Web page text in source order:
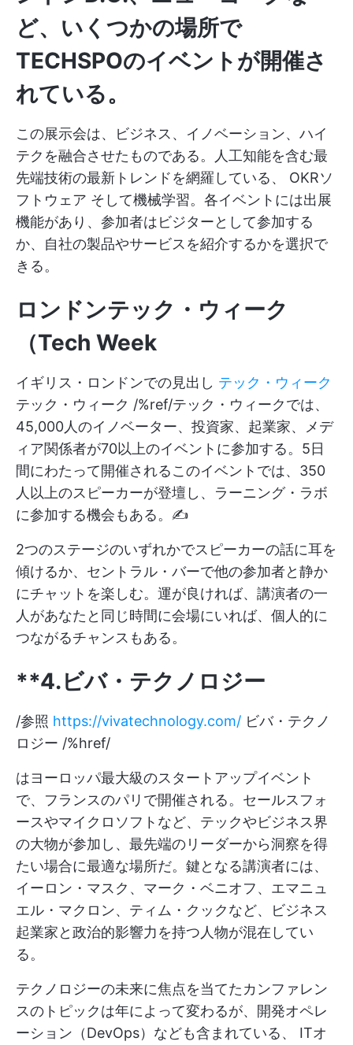
ど、いくつかの場所で
TECHSPOのイベントが開催さ
れている。
この展示会は、ビジネス、イノベーション、ハイ
テクを融合させたものである。人工知能を含む最
先端技術の最新トレンドを網羅している、 OKRソ
フトウェア そして機械学習。各イベントには出展
機能があり、参加者はビジターとして参加する
か、自社の製品やサービスを紹介するかを選択で
きる。
ロンドンテック・ウィーク
（Tech Week
イギリス・ロンドンでの見出し テック・ウィーク
テック・ウィーク /%ref/テック・ウィークでは、
45,000人のイノベーター、投資家、起業家、メデ
ィア関係者が70以上のイベントに参加する。5日
間にわたって開催されるこのイベントでは、350
人以上のスピーカーが登壇し、ラーニング・ラボ
に参加する機会もある。✍️
2つのステージのいずれかでスピーカーの話に耳を
傾けるか、セントラル・バーで他の参加者と静か
にチャットを楽しむ。運が良ければ、講演者の一
人があなたと同じ時間に会場にいれば、個人的に
つながるチャンスもある。
**4.ビバ・テクノロジー
/参照 https://vivatechnology.com/ ビバ・テクノ
ロジー /%href/
はヨーロッパ最大級のスタートアップイベント
で、フランスのパリで開催される。セールスフォ
ースやマイクロソフトなど、テックやビジネス界
の大物が参加し、最先端のリーダーから洞察を得
たい場合に最適な場所だ。鍵となる講演者には、
イーロン・マスク、マーク・ベニオフ、エマニュ
エル・マクロン、ティム・クックなど、ビジネス
起業家と政治的影響力を持つ人物が混在してい
る。
テクノロジーの未来に焦点を当てたカンファレン
スのトピックは年によって変わるが、開発オペレ
ーション（DevOps）なども含まれている、 ITオ